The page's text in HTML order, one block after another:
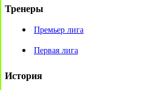
Тренеры
Премьер лига
Первая лига
История